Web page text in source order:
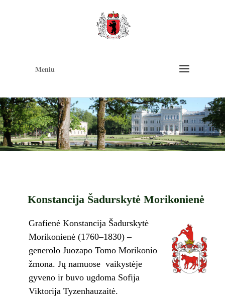
Meniu
Konstancija Šadurskytė Morikonienė
Grafienė Konstancija Šadurskytė
Morikonienė (1760–1830) –
generolo Juozapo Tomo Morikonio
žmona. Jų namuose vaikystėje
gyveno ir buvo ugdoma Sofija
Viktorija Tyzenhauzaitė.